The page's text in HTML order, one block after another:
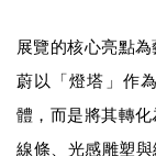
展覽的核心亮點
蔚以「燈塔」作
體，而是將其轉
線條、光感雕塑